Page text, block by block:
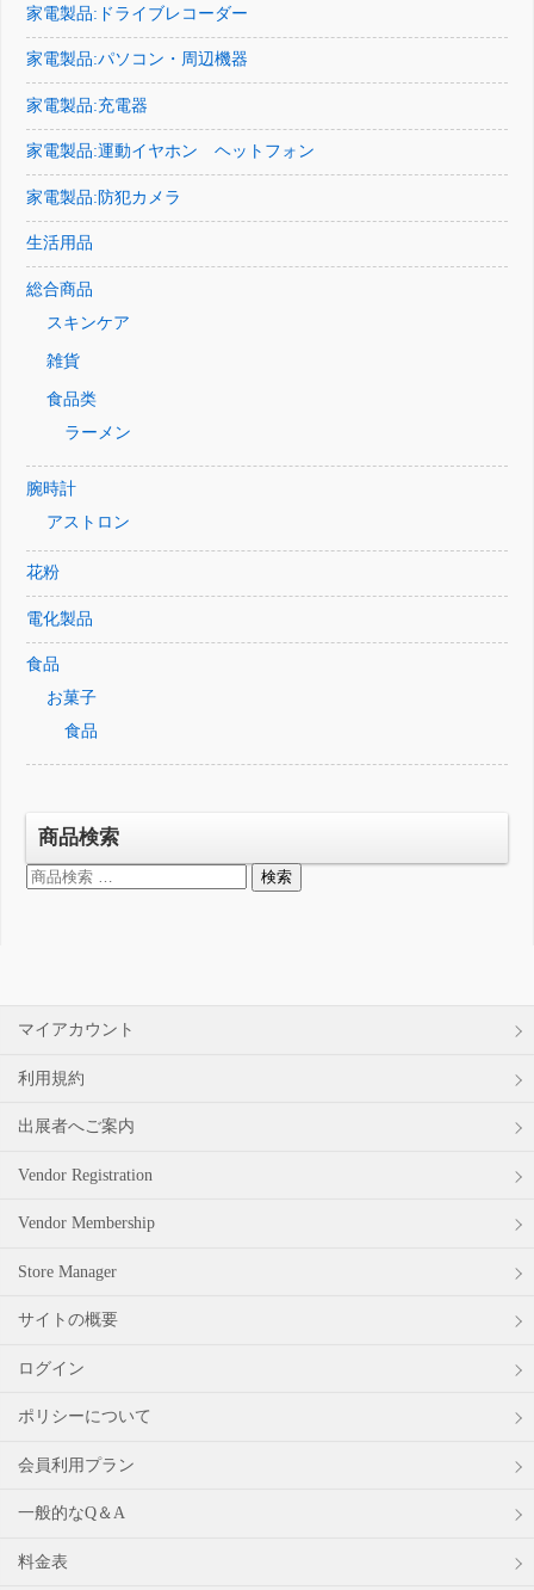
家電製品:ドライブレコーダー
家電製品:パソコン・周辺機器
家電製品:充電器
家電製品:運動イヤホン ヘットフォン
家電製品:防犯カメラ
生活用品
総合商品
スキンケア
雑貨
食品类
ラーメン
腕時計
アストロン
花粉
電化製品
食品
お菓子
食品
商品検索
検
検索
マイアカウント
利用規約
出展者へご案内
Vendor Registration
Vendor Membership
Store Manager
サイトの概要
ログイン
ポリシーについて
会員利用プラン
一般的なQ＆A
料金表